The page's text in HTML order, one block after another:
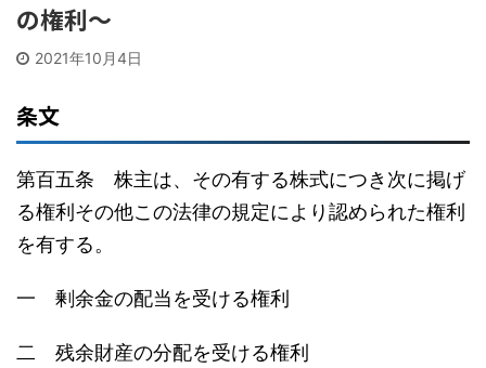
の権利〜
2021年10月4日
条文
第百五条 株主は、その有する株式につき次に掲げ
る権利その他この法律の規定により認められた権利
を有する。
一 剰余金の配当を受ける権利
二 残余財産の分配を受ける権利